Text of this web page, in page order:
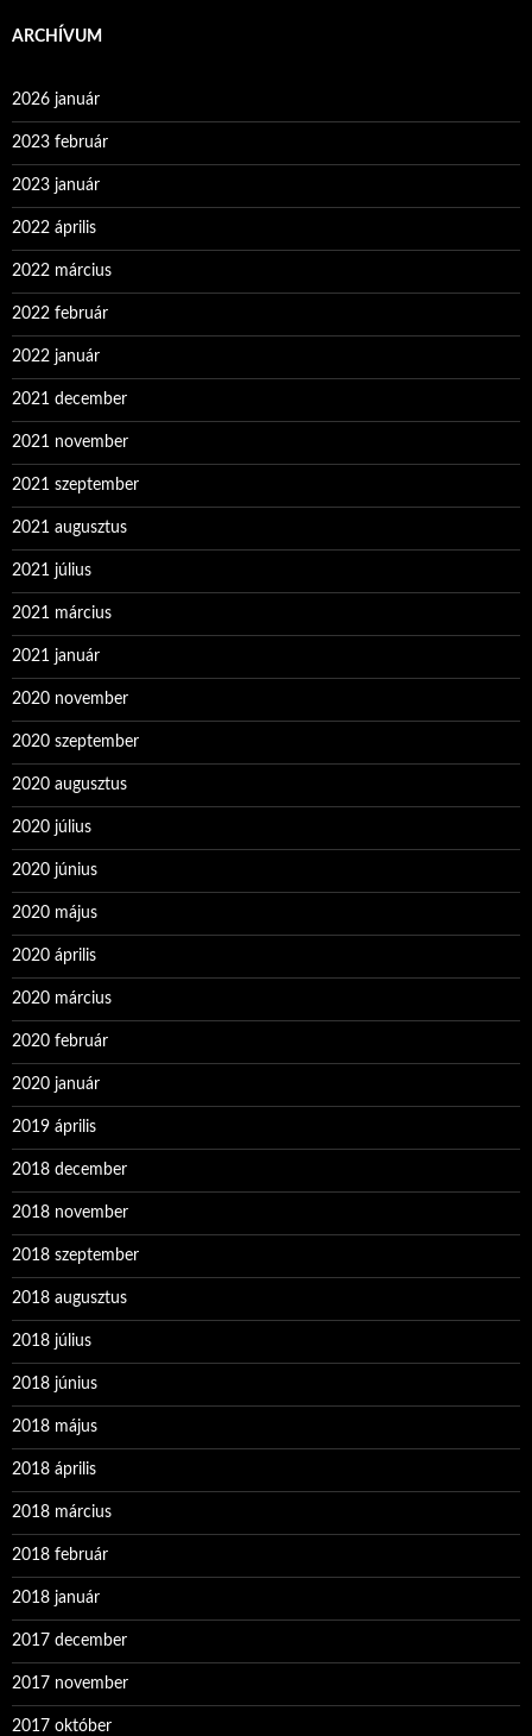
ARCHÍVUM
2026 január
2023 február
2023 január
2022 április
2022 március
2022 február
2022 január
2021 december
2021 november
2021 szeptember
2021 augusztus
2021 július
2021 március
2021 január
2020 november
2020 szeptember
2020 augusztus
2020 július
2020 június
2020 május
2020 április
2020 március
2020 február
2020 január
2019 április
2018 december
2018 november
2018 szeptember
2018 augusztus
2018 július
2018 június
2018 május
2018 április
2018 március
2018 február
2018 január
2017 december
2017 november
2017 október